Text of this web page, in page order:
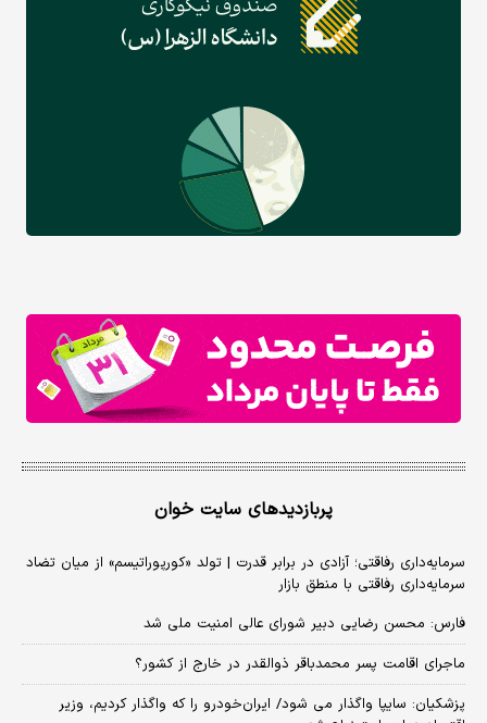
پربازدیدهای سایت خوان
سرمایه‌داری رفاقتی؛ آزادی در برابر قدرت | تولد «کورپوراتیسم» از میان تضاد
سرمایه‌داری رفاقتی با منطق بازار
فارس: محسن رضایی دبیر شورای عالی امنیت ملی شد
ماجرای اقامت پسر محمدباقر ذوالقدر در خارج از کشور؟
پزشکیان: سایپا واگذار می شود/ ایران‌خودرو را که واگذار کردیم، وزیر